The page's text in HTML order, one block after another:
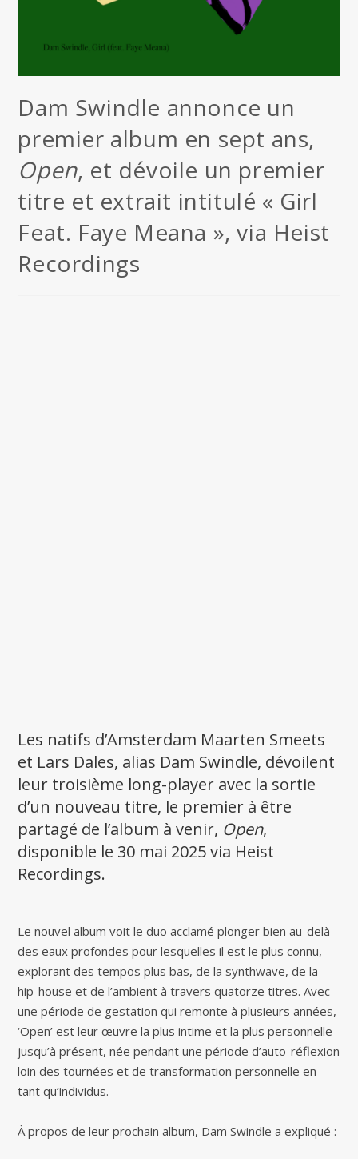
Dam Swindle annonce un
premier album en sept ans,
Open, et dévoile un premier
titre et extrait intitulé « Girl
Feat. Faye Meana », via Heist
Recordings
Les natifs d’Amsterdam Maarten Smeets
et Lars Dales, alias Dam Swindle, dévoilent
leur troisième long-player avec la sortie
d’un nouveau titre, le premier à être
partagé de l’album à venir, Open,
disponible le 30 mai 2025 via Heist
Recordings.
Le nouvel album voit le duo acclamé plonger bien au-delà
des eaux profondes pour lesquelles il est le plus connu,
explorant des tempos plus bas, de la synthwave, de la
hip-house et de l’ambient à travers quatorze titres. Avec
une période de gestation qui remonte à plusieurs années,
‘Open’ est leur œuvre la plus intime et la plus personnelle
jusqu’à présent, née pendant une période d’auto-réflexion
loin des tournées et de transformation personnelle en
tant qu’individus.
À propos de leur prochain album, Dam Swindle a expliqué :